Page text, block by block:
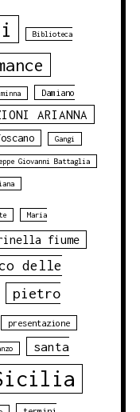
Biblioteca
Damiano
ARIANNA
Gangi
Giovanni Battaglia
Maria
fiume
delle
pietro
presentazione
santa